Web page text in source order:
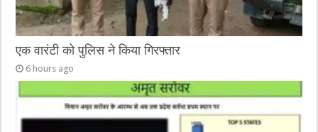
एक वारंटी को पुलिस ने किया गिरफ्तार
6 hours ago